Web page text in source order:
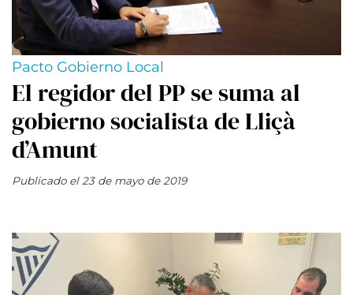
Pacto Gobierno Local
El regidor del PP se suma al
gobierno socialista de Lliçà
d’Amunt
Publicado el 23 de mayo de 2019